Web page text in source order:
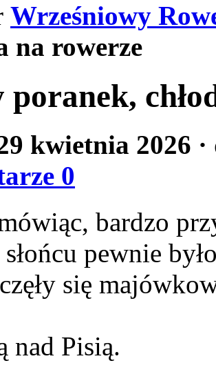
Wrześniowy
na rowerze
kwietnia 2026
0
bardzo
pewnie
się
nad Pisią.